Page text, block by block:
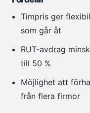
Timpris ger
som går åt
RUT-avdrag
till 50 %
Möjlighet att
från flera firmor